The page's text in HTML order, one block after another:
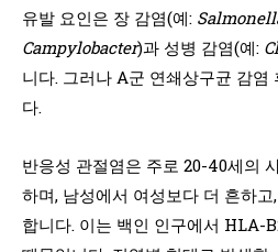
유발 요인은 장 감염(예:
Campylobacter)과 성병 감염(예:
니다. 그러나 A군 연쇄상구균 감염
다.
반응성 관절염은 주로 20-40세의
하며, 남성에서 여성보다 더 흔하
합니다. 이는 백인 인구에서 HLA-